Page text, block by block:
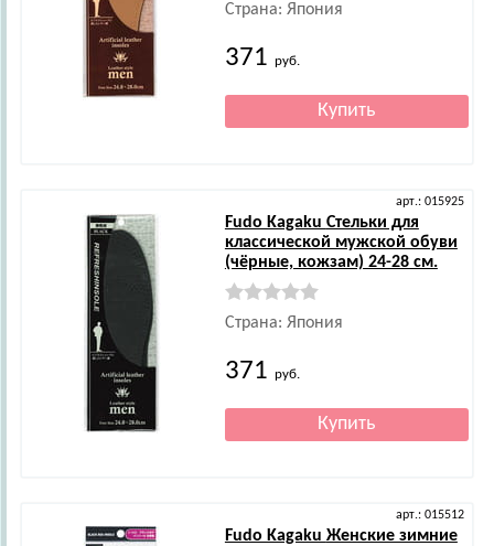
Страна: Япония
371 руб.
арт.: 015925
Fudo Kagaku Стельки для
классической мужской обуви
(чёрные, кожзам) 24-28 см.
Страна: Япония
371 руб.
арт.: 015512
Fudo Kagaku Женские зимние